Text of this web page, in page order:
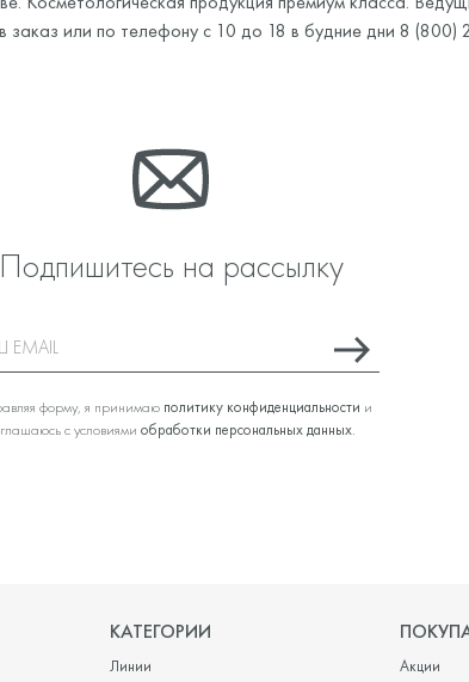
заказ или по телефону с 10 до 18 в будние дни 8 (800)
Подпишитесь на рассылку
форму, я принимаю политику конфиденциальности и
с условиями обработки персональных данных.
КАТЕГОРИИ
Линии
Акции